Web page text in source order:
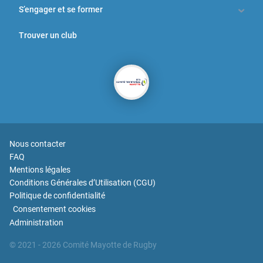
S’engager et se former
Trouver un club
Nous contacter
FAQ
Mentions légales
Conditions Générales d’Utilisation (CGU)
Politique de confidentialité
Consentement cookies
Administration
© 2021 - 2026 Comité Mayotte de Rugby